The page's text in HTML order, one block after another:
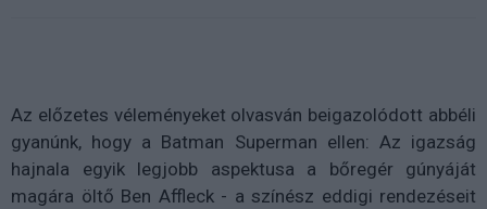
Az előzetes véleményeket olvasván beigazolódott abbéli
gyanúnk, hogy a Batman Superman ellen: Az igazság
hajnala egyik legjobb aspektusa a bőregér gúnyáját
magára öltő Ben Affleck - a színész eddigi rendezéseit